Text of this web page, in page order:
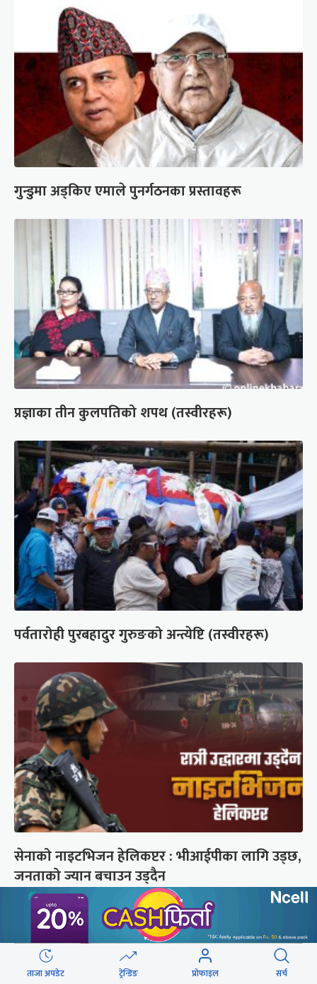
गुन्डुमा अड्किए एमाले पुनर्गठनका प्रस्तावहरू
प्रज्ञाका तीन कुलपतिको शपथ (तस्वीरहरू)
पर्वतारोही पुरबहादुर गुरुङको अन्त्येष्टि (तस्वीरहरू)
सेनाको नाइटभिजन हेलिकप्टर : भीआईपीका लागि उड्छ,
जनताको ज्यान बचाउन उड्दैन
ताजा अपडेट ट्रेन्डिङ प्रोफाइल सर्च